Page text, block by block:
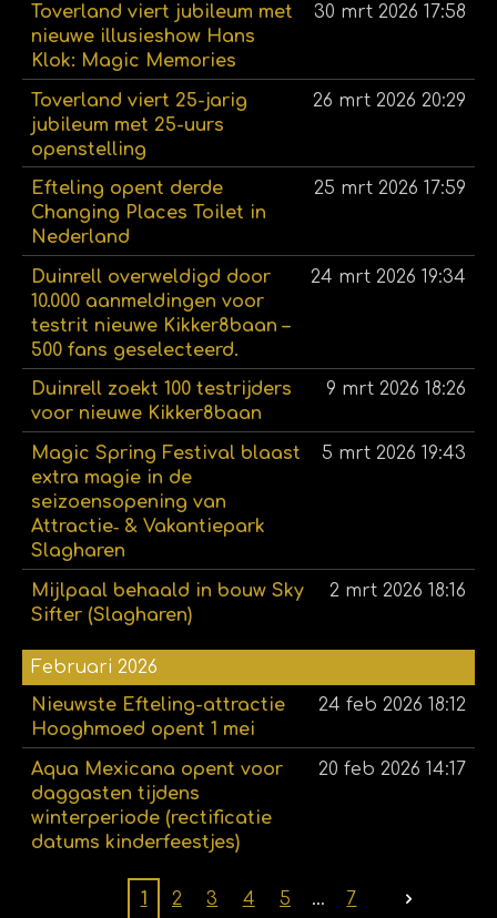
Toverland viert jubileum met
nieuwe illusieshow Hans
Klok: Magic Memories
30 mrt 2026 17:58
Toverland viert 25-jarig
jubileum met 25-uurs
openstelling
26 mrt 2026 20:29
Efteling opent derde
Changing Places Toilet in
Nederland
25 mrt 2026 17:59
Duinrell overweldigd door
10.000 aanmeldingen voor
testrit nieuwe Kikker8baan –
500 fans geselecteerd.
24 mrt 2026 19:34
Duinrell zoekt 100 testrijders
voor nieuwe Kikker8baan
9 mrt 2026 18:26
Magic Spring Festival blaast
extra magie in de
seizoensopening van
Attractie‑ & Vakantiepark
Slagharen
5 mrt 2026 19:43
Mijlpaal behaald in bouw Sky
Sifter (Slagharen)
2 mrt 2026 18:16
Februari 2026
Nieuwste Efteling-attractie
Hooghmoed opent 1 mei
24 feb 2026 18:12
Aqua Mexicana opent voor
daggasten tijdens
winterperiode (rectificatie
datums kinderfeestjes)
20 feb 2026 14:17
1 2 3 4 5 7